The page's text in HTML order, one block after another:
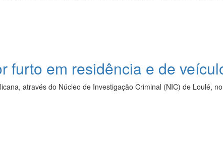
furto em residência e de
através do Núcleo de Investigação Criminal (NIC) de Loulé,